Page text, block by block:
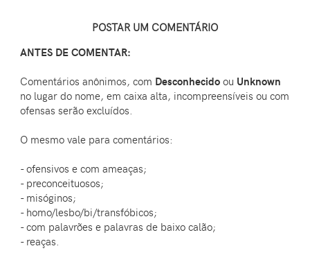
POSTAR UM COMENTÁRIO
ANTES DE COMENTAR:
Comentários anônimos, com Desconhecido ou Unknown
no lugar do nome, em caixa alta, incompreensíveis ou com
ofensas serão excluídos.
O mesmo vale para comentários:
- ofensivos e com ameaças;
- preconceituosos;
- misóginos;
- homo/lesbo/bi/transfóbicos;
- com palavrões e palavras de baixo calão;
- reaças.